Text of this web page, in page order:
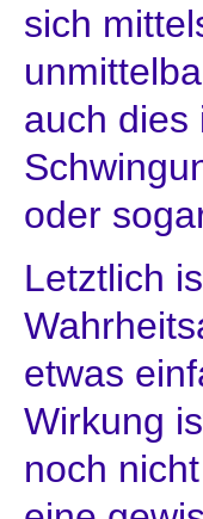
sich
auch dies
oder
Letztlich
etwas
Wirkung
noch